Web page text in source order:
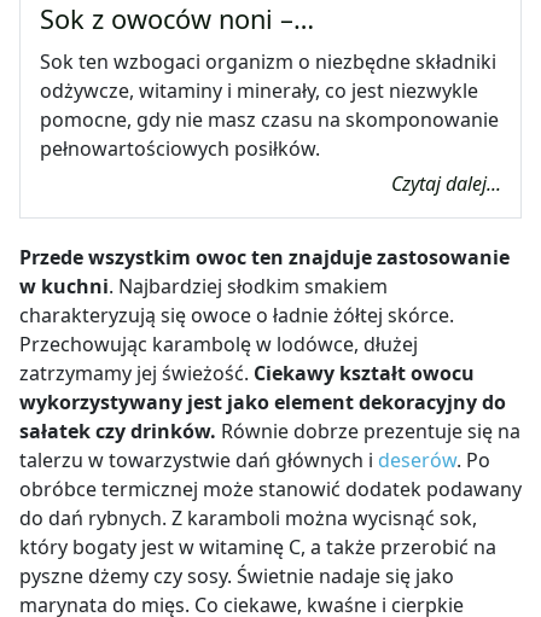
Sok z owoców noni –…
Sok ten wzbogaci organizm o niezbędne składniki
odżywcze, witaminy i minerały, co jest niezwykle
pomocne, gdy nie masz czasu na skomponowanie
pełnowartościowych posiłków.
Czytaj dalej...
Przede wszystkim owoc ten znajduje zastosowanie
w kuchni. Najbardziej słodkim smakiem
charakteryzują się owoce o ładnie żółtej skórce.
Przechowując karambolę w lodówce, dłużej
zatrzymamy jej świeżość. Ciekawy kształt owocu
wykorzystywany jest jako element dekoracyjny do
sałatek czy drinków. Równie dobrze prezentuje się na
talerzu w towarzystwie dań głównych i deserów. Po
obróbce termicznej może stanowić dodatek podawany
do dań rybnych. Z karamboli można wycisnąć sok,
który bogaty jest w witaminę C, a także przerobić na
pyszne dżemy czy sosy. Świetnie nadaje się jako
marynata do mięs. Co ciekawe, kwaśne i cierpkie